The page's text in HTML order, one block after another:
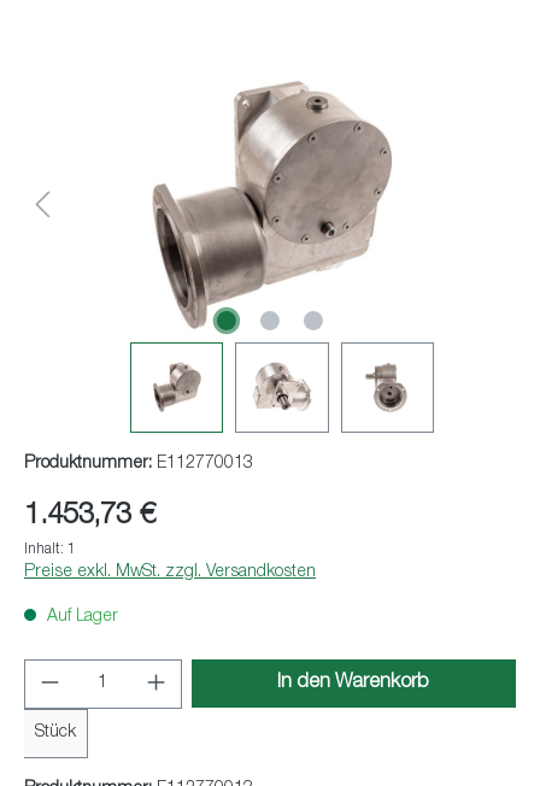
Produktnummer: E112770013
1.453,73 €
Inhalt: 1
Preise exkl. MwSt. zzgl. Versandkosten
Auf Lager
Produkt Anzahl: Gib den gewünschten
Stück
In den Warenkorb